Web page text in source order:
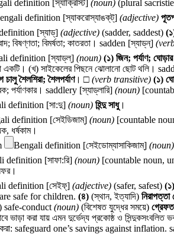
definition [স্যাক্রিস্টি] (noun) (plural
definition [স্যাকরোস্যাঙক্‌ট্‌] (adjective)
[স্যাড্‌] (adjective) (sadder, saddest)
বিষণ্ণতা; বিমর্ষতা; কাতরতা। sadden [স্যাড্‌ন্‌]
definition [স্যাড্‌ল্] (noun) (১) জিন; পর্যাণ;
একটি। (খ) সাইকেলের পিছনে ঝোলানো ছোট থলি।
শৈলশিরা; শৈলপর্যাণ। □ (verb transitive) (১)
পর্যাণকার। saddlery [স্যাড্‌লারি] (noun)
definition [সা:দু] (noun) হিন্দু সাধু।
definition [সেইডিজাম্] (noun) [countable
ধর্ষকাম।
Bengali definition [সেইডোম্যাসাকিজাম্‌] (noun)
definition [সাফা:রি] (noun) [countable noun,
definition [সেইফ্] (adjective) (safer, safest) (১)
safe for children. (৪) (স্থান, ইত্যাদি) নিরাপত্তা
safe-conduct (noun) (বিশেষত যুদ্ধের সময়ে)
ভাড়া করা যায় এমন দুর্ভেদ্য প্রকোষ্ঠ ও সিন্দুকসংবলিত
করা: safeguard one’s savings against inflation.